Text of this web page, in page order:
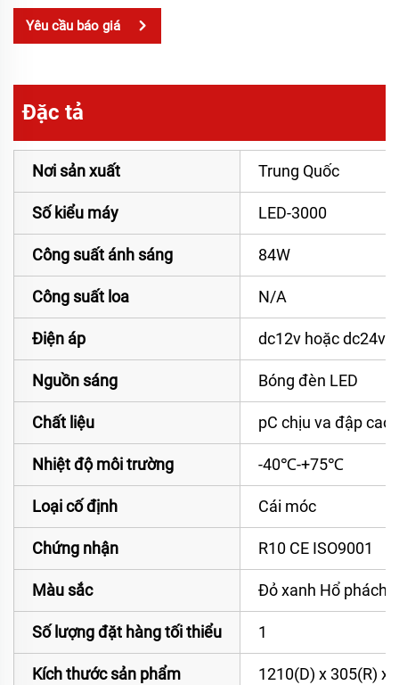
Yêu cầu báo giá
Đặc tả
Nơi sản xuất Trung Quốc
Số kiểu máy LED-3000
Công suất ánh sáng 84W
Công suất loa N/A
Điện áp dc12v hoặc dc24v
Nguồn sáng Bóng đèn LED
Chất liệu pC chịu va đập cao
Nhiệt độ môi trường -40℃-+75℃
Loại cố định Cái móc
Chứng nhận R10 CE ISO9001
Màu sắc Đỏ xanh Hổ phách
Số lượng đặt hàng tối thiểu 1
Kích thước sản phẩm 1210(D) x 305(R) x